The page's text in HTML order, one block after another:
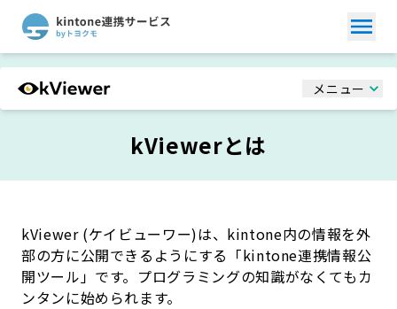
メニュー
kViewerとは
kViewer (ケイビューワー)は、kintone内の情報を外
部の方に公開できるようにする「kintone連携情報公
開ツール」です。 プログラミングの知識がなくてもカ
ンタンに始められます。